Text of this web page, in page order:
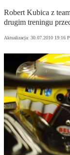
Robert Kubica z
drugim treningu
Aktualizacja: 30.07.2010 19:16